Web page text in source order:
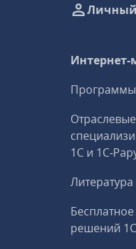
Интернет-
1С и
решений